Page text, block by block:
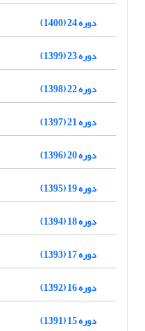
دوره 24 (1400)
دوره 23 (1399)
دوره 22 (1398)
دوره 21 (1397)
دوره 20 (1396)
دوره 19 (1395)
دوره 18 (1394)
دوره 17 (1393)
دوره 16 (1392)
دوره 15 (1391)